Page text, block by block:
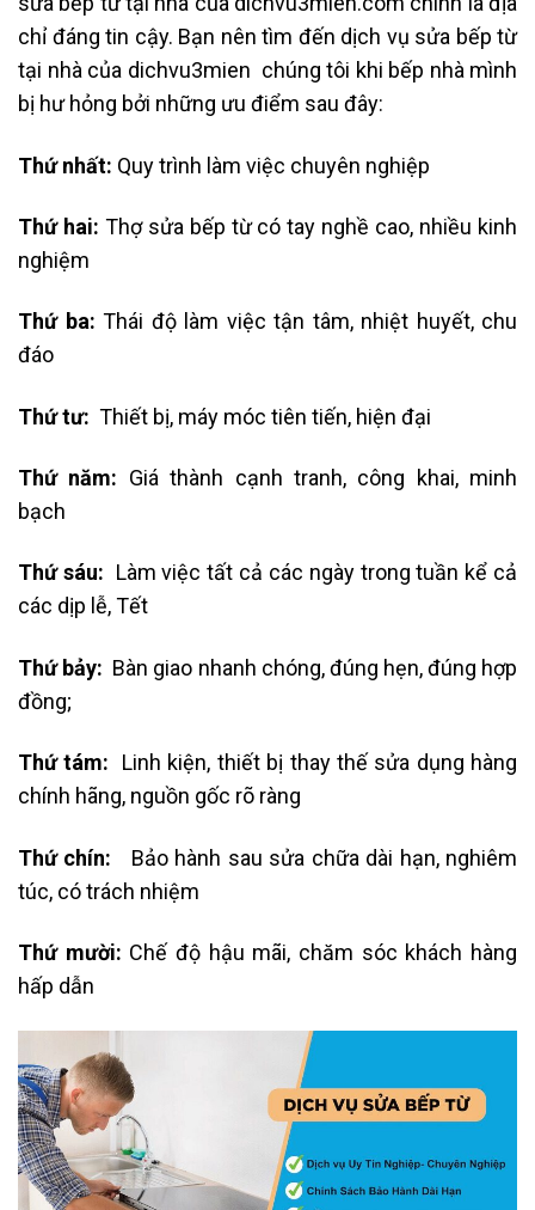
chỉ đáng tin cậy. Bạn nên tìm đến dịch vụ sửa bếp từ
tại nhà của dichvu3mien chúng tôi khi bếp nhà mình
bị hư hỏng bởi những ưu điểm sau đây:
Thứ nhất: Quy trình làm việc chuyên nghiệp
Thứ hai: Thợ sửa bếp từ có tay nghề cao, nhiều kinh
nghiệm
Thứ ba: Thái độ làm việc tận tâm, nhiệt huyết, chu
đáo
Thứ tư: Thiết bị, máy móc tiên tiến, hiện đại
Thứ năm: Giá thành cạnh tranh, công khai, minh
bạch
Thứ sáu: Làm việc tất cả các ngày trong tuần kể cả
các dịp lễ, Tết
Thứ bảy: Bàn giao nhanh chóng, đúng hẹn, đúng hợp
đồng;
Thứ tám: Linh kiện, thiết bị thay thế sửa dụng hàng
chính hãng, nguồn gốc rõ ràng
Thứ chín: Bảo hành sau sửa chữa dài hạn, nghiêm
túc, có trách nhiệm
Thứ mười: Chế độ hậu mãi, chăm sóc khách hàng
hấp dẫn